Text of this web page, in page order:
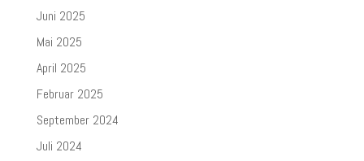
Juni 2025
Mai 2025
April 2025
Februar 2025
September 2024
Juli 2024